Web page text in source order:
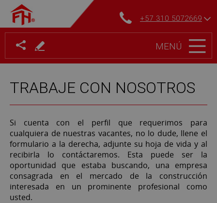
MENÚ
+57 310 5072669
TRABAJE CON NOSOTROS
Si cuenta con el perfil que requerimos para
cualquiera de nuestras vacantes, no lo dude, llene el
formulario a la derecha, adjunte su hoja de vida y al
recibirla lo contáctaremos. Esta puede ser la
oportunidad que estaba buscando, una empresa
consagrada en el mercado de la construcción
interesada en un prominente profesional como
usted.